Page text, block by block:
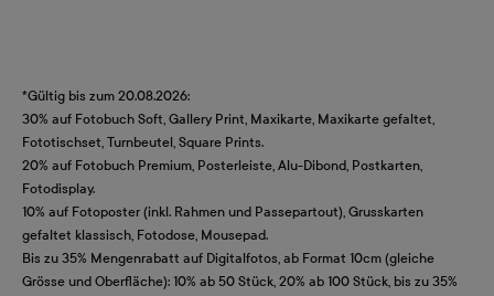
*Gültig bis zum 20.08.2026:
30% auf Fotobuch Soft, Gallery Print, Maxikarte, Maxikarte gefaltet,
Fototischset, Turnbeutel, Square Prints.
20% auf Fotobuch Premium, Posterleiste, Alu-Dibond, Postkarten,
Fotodisplay.
10% auf Fotoposter (inkl. Rahmen und Passepartout), Grusskarten
gefaltet klassisch, Fotodose, Mousepad.
Bis zu 35% Mengenrabatt auf Digitalfotos, ab Format 10cm (gleiche
Grösse und Oberfläche): 10% ab 50 Stück, 20% ab 100 Stück, bis zu 35%